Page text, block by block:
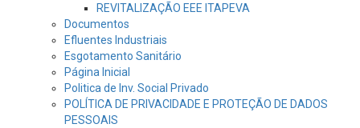
REVITALIZAÇÃO EEE ITAPEVA
Documentos
Efluentes Industriais
Esgotamento Sanitário
Página Inicial
Politica de Inv. Social Privado
POLÍTICA DE PRIVACIDADE E PROTEÇÃO DE DADOS
PESSOAIS